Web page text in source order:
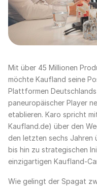
Mit über 45 Millionen
möchte Kaufland seine
Plattformen
paneuropäischer Player
etablieren. Karo spricht
Kaufland.de) über den
den letzten sechs Jahren
bis hin zu strategischen
einzigartigen Kaufland-
Wie gelingt der Spagat